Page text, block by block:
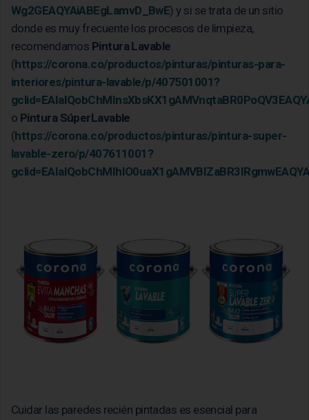
Wg2GEAQYAiABEgLamvD_BwE) y si se trata de un sitio
donde es muy frecuente los procesos de limpieza,
recomendamos Pintura Lavable
(https://corona.co/productos/pinturas/pinturas-para-
interiores/pintura-lavable/p/407501001?
o Pintura SúperLavable
(https://corona.co/productos/pinturas/pintura-super-
lavable-zero/p/407611001?
Cuidar las paredes recién pintadas es esencial para